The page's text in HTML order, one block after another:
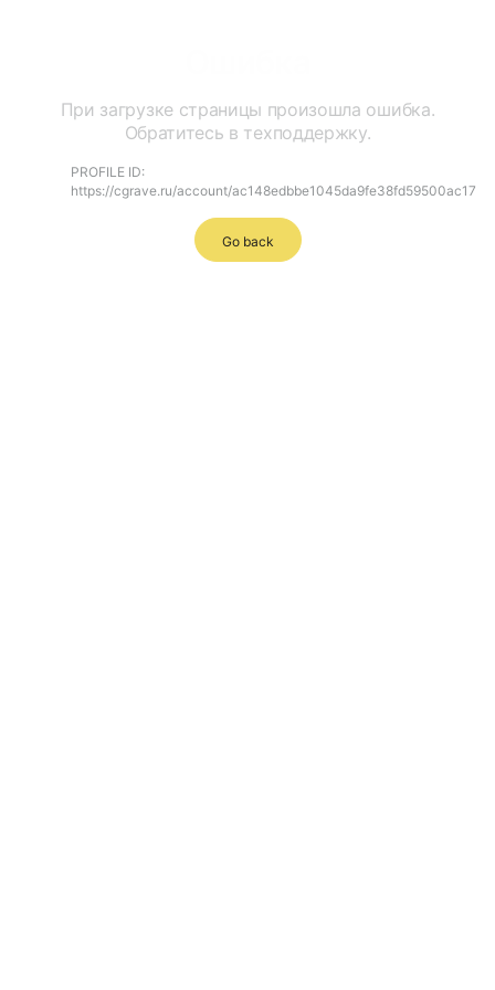
При загрузке страницы произошла ошибка.
Обратитесь в техподдержку.
PROFILE ID:
https://cgrave.ru/account/ac148edbbe1045da9fe38fd59500ac17
Go back